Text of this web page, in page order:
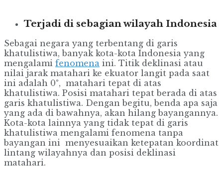
Terjadi di sebagian wilayah Indonesia
Sebagai negara yang terbentang di garis
khatulistiwa, banyak kota-kota Indonesia yang
mengalami fenomena ini. Titik deklinasi atau
nilai jarak matahari ke ekuator langit pada saat
ini adalah 0°, matahari tepat di atas
khatulistiwa. Posisi matahari tepat berada di atas
garis khatulistiwa. Dengan begitu, benda apa saja
yang ada di bawahnya, akan hilang bayangannya.
Kota-kota lainnya yang tidak tepat di garis
khatulistiwa mengalami fenomena tanpa
bayangan ini menyesuaikan ketepatan koordinat
lintang wilayahnya dan posisi deklinasi
matahari.